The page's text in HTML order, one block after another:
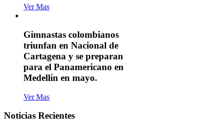
Ver Mas
Gimnastas colombianos
triunfan en Nacional de
Cartagena y se preparan
para el Panamericano en
Medellín en mayo.
Ver Mas
Noticias Recientes